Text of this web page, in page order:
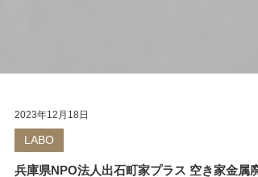
2023年12月18日
LABO